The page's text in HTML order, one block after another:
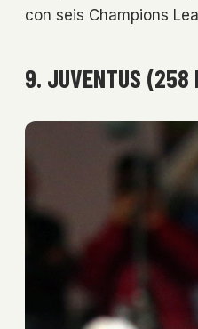
con seis Champions
9. JUVENTUS